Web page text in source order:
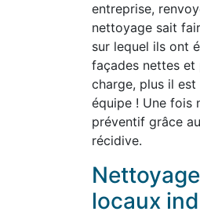
entreprise,
nettoyage sait
sur lequel ils ont
façades nettes
charge, plus il
équipe ! Une fois
préventif grâce
récidive.
locaux